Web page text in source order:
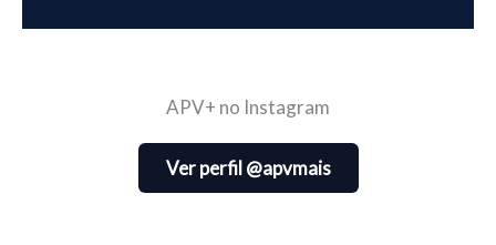
APV+ no Instagram
Ver perfil @apvmais